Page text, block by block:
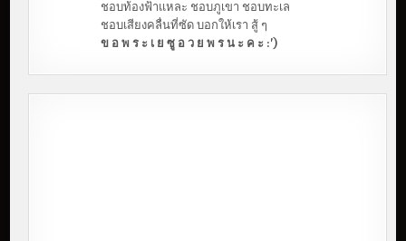
ชอบท้องฟ้าแหละ ชอบภูเขา ชอบทะเล
ชอบเสียงคลื่นที่ซัด บอกให้เรา สู้ ๆ
ข อ พ ร ะ เ ย ซู อ ว ย พ ร น ะ ค ะ :')